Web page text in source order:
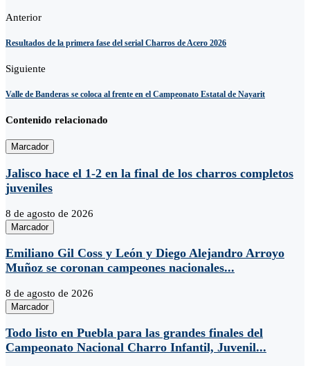
Anterior
Resultados de la primera fase del serial Charros de Acero 2026
Siguiente
Valle de Banderas se coloca al frente en el Campeonato Estatal de Nayarit
Contenido relacionado
Marcador
Jalisco hace el 1-2 en la final de los charros completos
juveniles
8 de agosto de 2026
Marcador
Emiliano Gil Coss y León y Diego Alejandro Arroyo
Muñoz se coronan campeones nacionales...
8 de agosto de 2026
Marcador
Todo listo en Puebla para las grandes finales del
Campeonato Nacional Charro Infantil, Juvenil...